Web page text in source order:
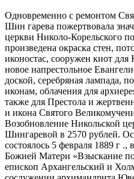
Одновременно с ремонтом
Шин гарева пожертвовала
церкви Николо-Корельского
произведена окраска стен,
иконостас, сооружен киот
новое напрестольное
доской, серебряная лампада,
иконам, облачения для
также для Престола и
и икона Святого
Возобновление Никольской
Шингаревой в 2570 рублей.
состоялось 5 февраля 1889 г .,
Божией Матери «Взыскание
епископ Архангельский и